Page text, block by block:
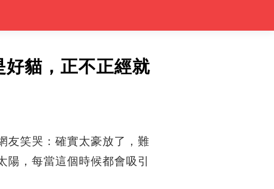
貓，正不正經就
友笑哭：確實太豪放了，難
，每當這個時候都會吸引